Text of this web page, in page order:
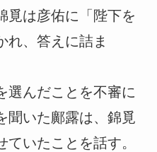
覓は彦佑に「陛下を
れ、答えに詰ま
選んだことを不審に
聞いた鄺露は、錦覓
いたことを話す。